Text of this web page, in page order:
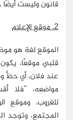
قانون وليست أيضًا
2. موقع الإعلام
الموقع لغة هو
عند فلان، أي حظٌّ
مواضعه، "فلا
للغروب. وموقع
المجتمع، وتوجد